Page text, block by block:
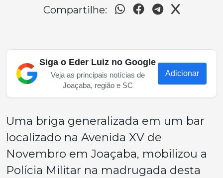
Compartilhe:
Siga o Eder Luiz no Google
Veja as principais notícias de
Joaçaba, região e SC
Adicionar
Uma briga generalizada em um bar
localizado na Avenida XV de
Novembro em Joaçaba, mobilizou a
Polícia Militar na madrugada desta